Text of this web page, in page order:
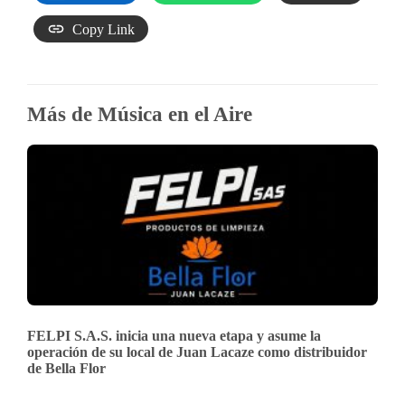
Copy Link
Más de Música en el Aire
FELPI S.A.S. inicia una nueva etapa y asume la
operación de su local de Juan Lacaze como distribuidor
de Bella Flor